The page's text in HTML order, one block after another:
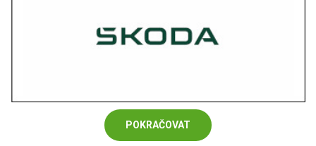
POKRAČOVAT